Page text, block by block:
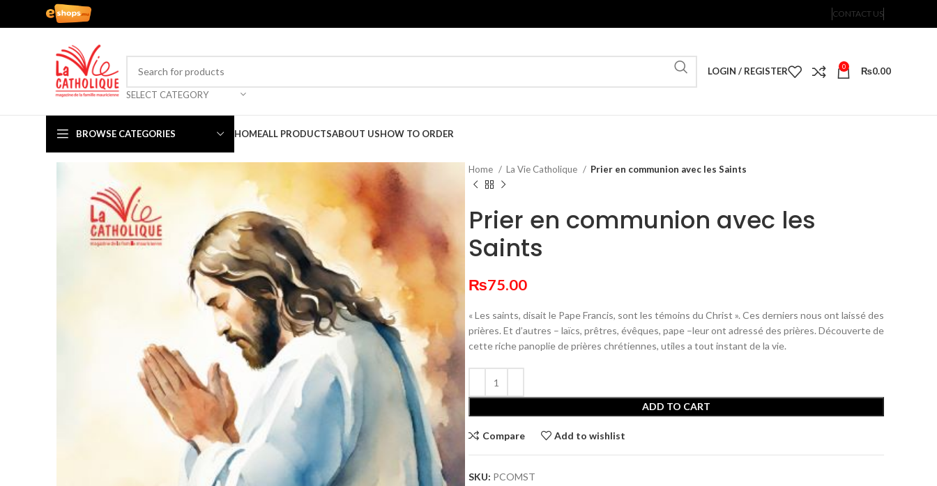
CONTACT US
SELECT CATEGORY
LOGIN / REGISTER 0 ₨0.00
BROWSE CATEGORIES HOMEALL PRODUCTSABOUT USHOW TO ORDER
Home La Vie Catholique Prier en communion avec les Saints
Prier en communion avec les
Saints
₨75.00
« Les saints, disait le Pape Francis, sont les témoins du Christ ». Ces derniers nous ont laissé des
prières. Et d’autres – laïcs, prêtres, évêques, pape –leur ont adressé des prières. Découverte de
cette riche panoplie de prières chrétiennes, utiles a tout instant de la vie.
ADD TO CART
Compare Add to wishlist
SKU: PCOMST